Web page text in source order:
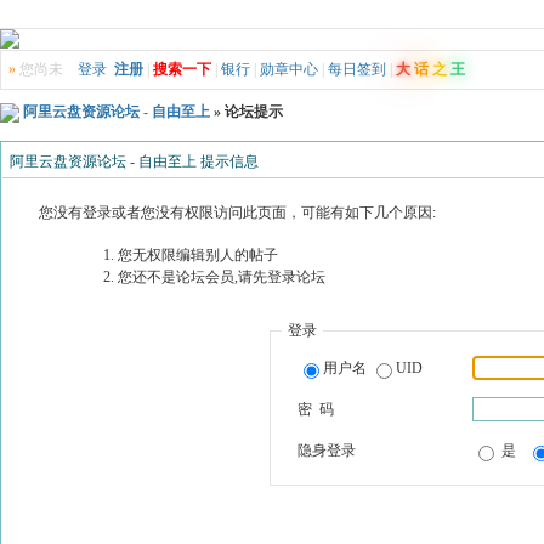
» 您尚未 登录 注册 搜索一下 银行 勋章中心 每日签到 大 话 之 王
阿里云盘资源论坛 - 自由至上 » 论坛提示
阿里云盘资源论坛 - 自由至上 提示信息
您没有登录或者您没有权限访问此页面，可能有如下几个原因:
您无权限编辑别人的帖子
您还不是论坛会员,请先登录论坛
登录
用户名 UID
密 码
隐身登录 是